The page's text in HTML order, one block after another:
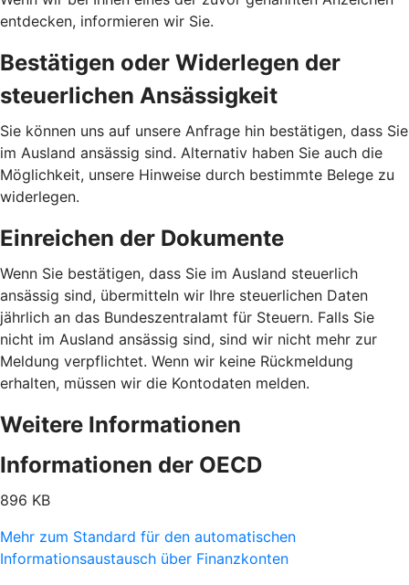
entdecken, informieren wir Sie.
Bestätigen oder Widerlegen der
steuerlichen Ansässigkeit
Sie können uns auf unsere Anfrage hin bestätigen, dass Sie
im Ausland ansässig sind. Alternativ haben Sie auch die
Möglichkeit, unsere Hinweise durch bestimmte Belege zu
widerlegen.
Einreichen der Dokumente
Wenn Sie bestätigen, dass Sie im Ausland steuerlich
ansässig sind, übermitteln wir Ihre steuerlichen Daten
jährlich an das Bundeszentralamt für Steuern. Falls Sie
nicht im Ausland ansässig sind, sind wir nicht mehr zur
Meldung verpflichtet. Wenn wir keine Rückmeldung
erhalten, müssen wir die Kontodaten melden.
Weitere Informationen
Informationen der OECD
896 KB
Mehr zum Standard für den automatischen
Informationsaustausch über Finanzkonten